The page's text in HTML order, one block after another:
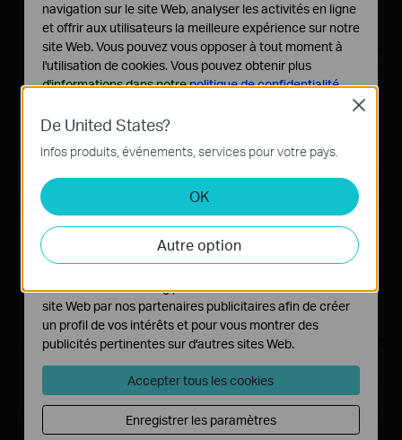
Archer AX58 +
De United States?
Infos produits, événements, services pour votre pays.
OK
Autre option
Close
navigation sur le site Web, analyser les activités en ligne
et offrir aux utilisateurs la meilleure expérience sur notre
site Web. Vous pouvez vous opposer à tout moment à
l'utilisation de cookies. Vous pouvez obtenir plus
d'informations dans notrepolitique de confidentialité.
Ces cookies sont nécessaires au fonctionnement du
site Web et ne peuvent pas être désactivés dans vos
Cookies d'analyse et marketing
Les cookies d'analyse nous permettent d'analyser vos
activités sur notre site Web pour améliorer et ajuster les
fonctionnalités de notre site Web.
Les cookies marketing peuvent être définis via notre
site Web par nos partenaires publicitaires afin de créer
un profil de vos intérêts et pour vous montrer des
publicités pertinentes sur d'autres sites Web.
Accepter tous les cookies
Enregistrer les paramètres